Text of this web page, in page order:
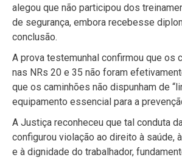
alegou que não participou dos
de segurança, embora recebesse
conclusão.
A prova testemunhal confirmou que os
nas NRs 20 e 35 não foram
que os caminhões não dispunham de
equipamento essencial para a
A Justiça reconheceu que tal conduta
configurou violação ao direito à saúde,
e à dignidade do trabalhador,